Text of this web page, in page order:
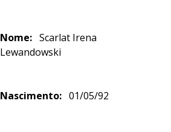
Nome: Scarlat Irena
Lewandowski
Nascimento: 01/05/92